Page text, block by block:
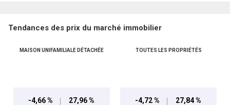
Tendances des prix du marché immobilier
MAISON UNIFAMILIALE DÉTACHÉE
-4,66 % 27,96 %
TOUTES LES PROPRIÉTÉS
-4,72 % 27,84 %